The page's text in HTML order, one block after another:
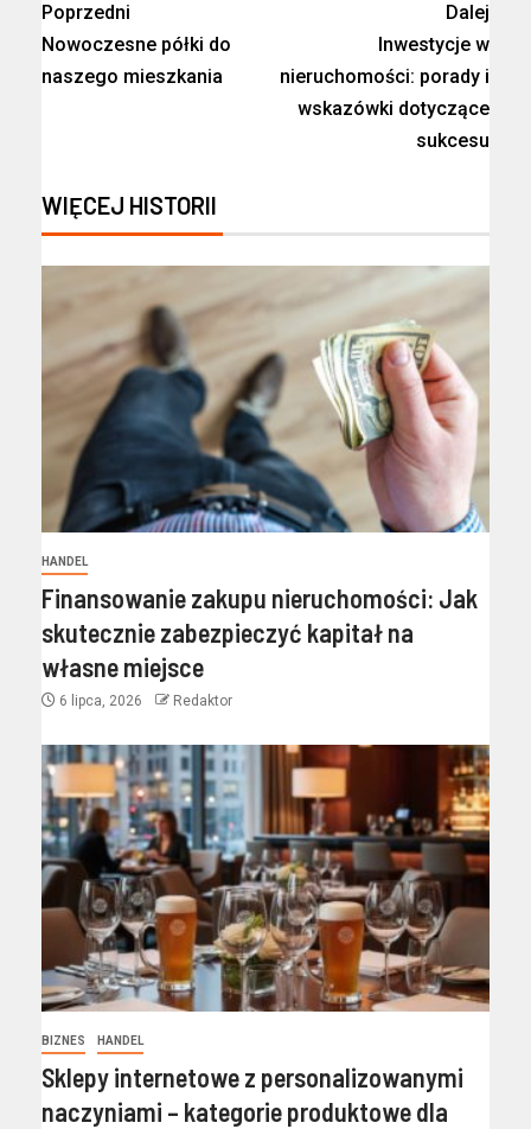
Poprzedni
Nowoczesne półki do
naszego mieszkania
Dalej
Inwestycje w
nieruchomości: porady i
wskazówki dotyczące
sukcesu
WIĘCEJ HISTORII
HANDEL
Finansowanie zakupu nieruchomości: Jak
skutecznie zabezpieczyć kapitał na
własne miejsce
6 lipca, 2026 Redaktor
BIZNES HANDEL
Sklepy internetowe z personalizowanymi
naczyniami – kategorie produktowe dla